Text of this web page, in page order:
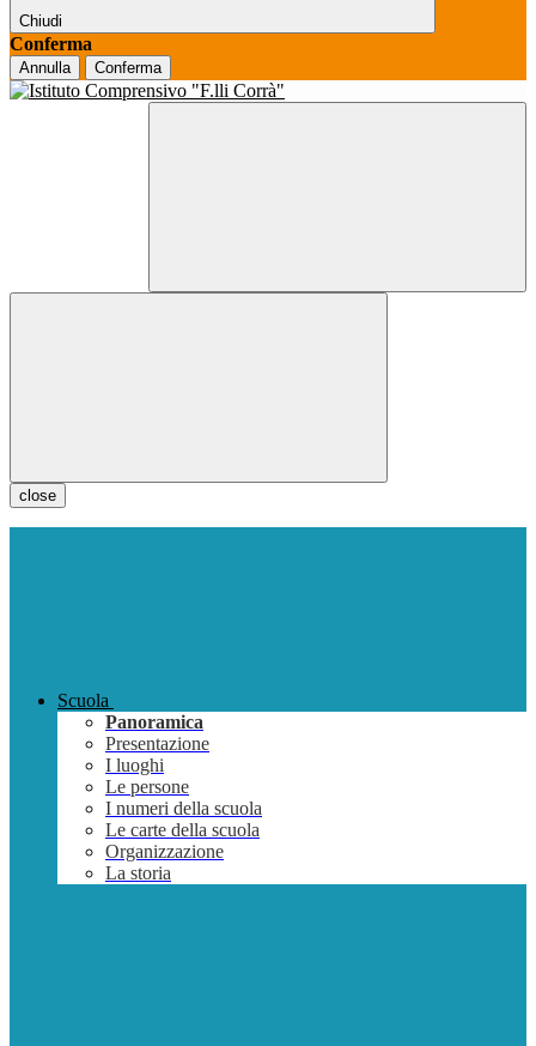
Chiudi
Conferma
Annulla Conferma
close
Scuola
Panoramica
Presentazione
I luoghi
Le persone
I numeri della scuola
Le carte della scuola
Organizzazione
La storia